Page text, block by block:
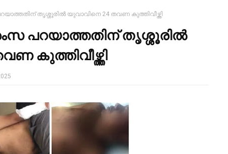
തൃശ്ശൂരില്‍ യുവാവിനെ 24 തവണ കുത്തിവീഴ്ത്തി
പറയാത്തതിന് തൃശ്ശൂരില്‍
കുത്തിവീഴ്ത്തി